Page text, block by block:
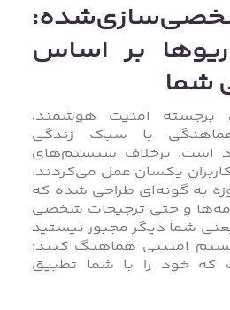
بر اساس
شما
برجسته امنیت هوشمند،
با سبک زندگی
است. برخلاف سیستم‌های
یکسان عمل می‌کردند،
به‌ گونه‌ای طراحی شده که
و حتی ترجیحات شخصی
شما دیگر مجبور نیستید
امنیتی هماهنگ کنید؛
خود را با شما تطبیق